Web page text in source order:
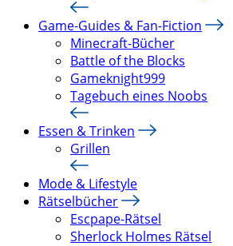
Game-Guides & Fan-Fiction
Minecraft-Bücher
Battle of the Blocks
Gameknight999
Tagebuch eines Noobs
Essen & Trinken
Grillen
Mode & Lifestyle
Rätselbücher
Escpape-Rätsel
Sherlock Holmes Rätsel